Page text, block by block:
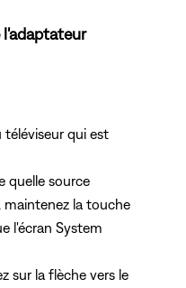
l'adaptateur
téléviseur qui est
quelle source
maintenez la touche
l'écran System
sur la flèche vers le